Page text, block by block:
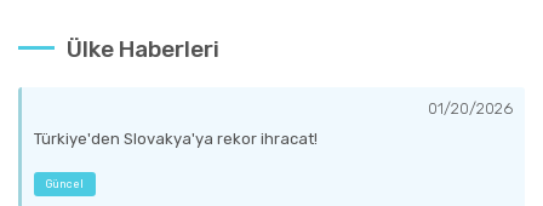
Ülke Haberleri
01/20/2026
Türkiye'den Slovakya'ya rekor ihracat!
Güncel